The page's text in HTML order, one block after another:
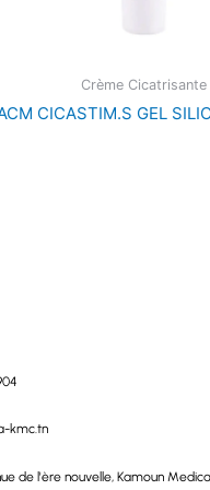
Crème Cicatrisante
CICASTIM.S GEL
kmc.tn
de l'ère nouvelle, Kamoun